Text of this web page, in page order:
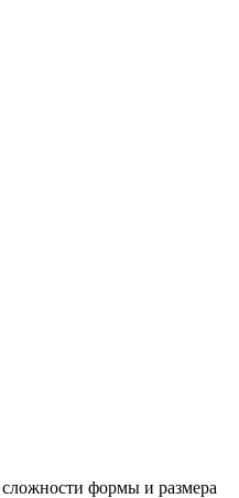
формы и размера